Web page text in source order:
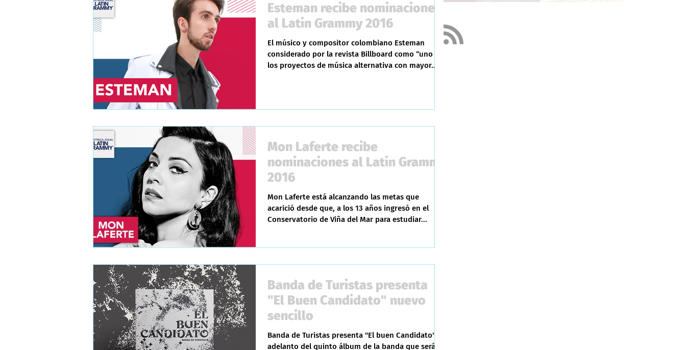
Esteman recibe nominaciones
al Latin Grammy 2016
El músico y compositor colombiano Esteman
considerado por la revista Billboard como “uno de
los proyectos de música alternativa con mayor...
Mon Laferte recibe
nominaciones al Latin Grammy
2016
Mon Laferte está alcanzando las metas que
acarició desde que, a los 13 años ingresó en el
Conservatorio de Viña del Mar para estudiar...
Banda de Turistas presenta
"El Buen Candidato" nuevo
sencillo
Banda de Turistas presenta "El buen Candidato",
adelanto del quinto álbum de la banda que será